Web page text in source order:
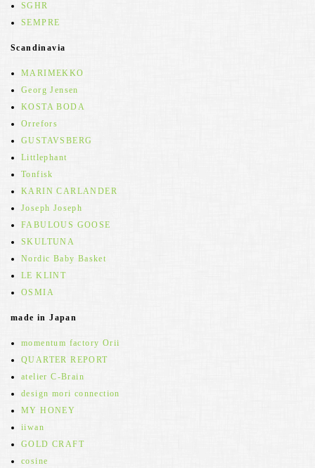
SGHR
SEMPRE
Scandinavia
MARIMEKKO
Georg Jensen
KOSTA BODA
Orrefors
GUSTAVSBERG
Littlephant
Tonfisk
KARIN CARLANDER
Joseph Joseph
FABULOUS GOOSE
SKULTUNA
Nordic Baby Basket
LE KLINT
OSMIA
made in Japan
momentum factory Orii
QUARTER REPORT
atelier C-Brain
design mori connection
MY HONEY
iiwan
GOLD CRAFT
cosine